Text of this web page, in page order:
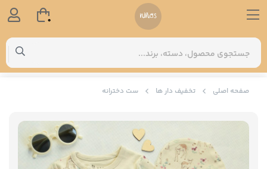
صفحه اصلی تخفیف دار ها ست دخترانه
0